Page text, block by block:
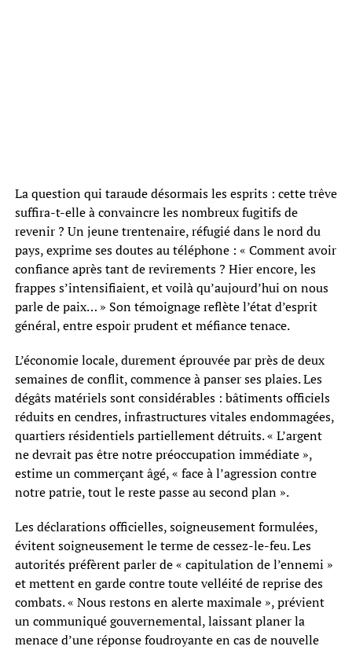
La question qui taraude désormais les esprits : cette trêve
suffira-t-elle à convaincre les nombreux fugitifs de
revenir ? Un jeune trentenaire, réfugié dans le nord du
pays, exprime ses doutes au téléphone : « Comment avoir
confiance après tant de revirements ? Hier encore, les
frappes s’intensifiaient, et voilà qu’aujourd’hui on nous
parle de paix… » Son témoignage reflète l’état d’esprit
général, entre espoir prudent et méfiance tenace.
L’économie locale, durement éprouvée par près de deux
semaines de conflit, commence à panser ses plaies. Les
dégâts matériels sont considérables : bâtiments officiels
réduits en cendres, infrastructures vitales endommagées,
quartiers résidentiels partiellement détruits. « L’argent
ne devrait pas être notre préoccupation immédiate »,
estime un commerçant âgé, « face à l’agression contre
notre patrie, tout le reste passe au second plan ».
Les déclarations officielles, soigneusement formulées,
évitent soigneusement le terme de cessez-le-feu. Les
autorités préfèrent parler de « capitulation de l’ennemi »
et mettent en garde contre toute velléité de reprise des
combats. « Nous restons en alerte maximale », prévient
un communiqué gouvernemental, laissant planer la
menace d’une réponse foudroyante en cas de nouvelle